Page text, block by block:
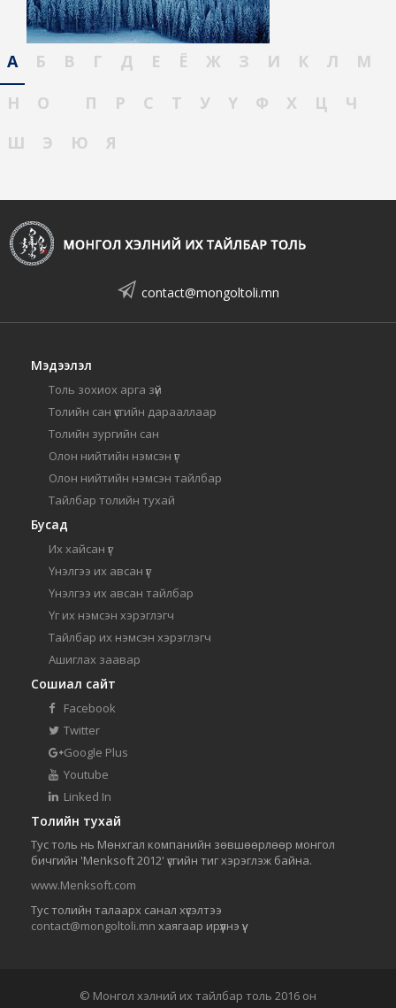
А Б В Г Д Е Ё Ж З И К Л
М
Н
О П Р С Т У Ү Ф Х Ц
Ч
Ш
Э Ю Я
contact@mongoltoli.mn
Мэдээлэл
Толь зохиох арга зүй
Толийн сан үсгийн дарааллаар
Толийн зургийн сан
Олон нийтийн нэмсэн үг
Олон нийтийн нэмсэн тайлбар
Тайлбар толийн тухай
Бусад
Их хайсан үг
Үнэлгээ их авсан үг
Үнэлгээ их авсан тайлбар
Үг их нэмсэн хэрэглэгч
Тайлбар их нэмсэн хэрэглэгч
Ашиглах заавар
Сошиал сайт
Facebook
Twitter
Google Plus
Youtube
Linked In
Толийн тухай
Тус толь нь Мөнхгал компанийн зөвшөөрлөөр монгол
бичгийн 'Menksoft 2012' үсгийн тиг хэрэглэж байна.
www.Menksoft.com
Тус толийн талаарх санал хүсэлтээ
contact@mongoltoli.mn хаягаар ирүүлнэ үү.
© Монгол хэлний их тайлбар толь 2016 он